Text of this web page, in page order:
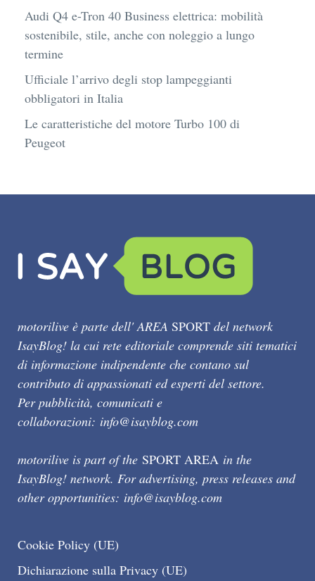
Audi Q4 e-Tron 40 Business elettrica: mobilità
sostenibile, stile, anche con noleggio a lungo
termine
Ufficiale l’arrivo degli stop lampeggianti
obbligatori in Italia
Le caratteristiche del motore Turbo 100 di
Peugeot
motorilive è parte dell' AREA SPORT del network
IsayBlog! la cui rete editoriale comprende siti tematici
di informazione indipendente che contano sul
contributo di appassionati ed esperti del settore.
Per pubblicità, comunicati e
collaborazioni: info@isayblog.com
motorilive is part of the SPORT AREA in the
IsayBlog! network. For advertising, press releases and
other opportunities: info@isayblog.com
Cookie Policy (UE)
Dichiarazione sulla Privacy (UE)